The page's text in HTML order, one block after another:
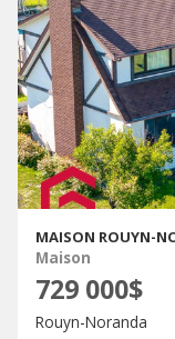
MAISON ROUYN-
Maison
729 000$
Rouyn-Noranda